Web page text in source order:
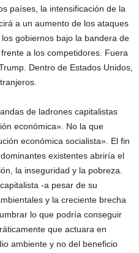
países, la intensificación de la
a un aumento de los ataques
gobiernos bajo la bandera de
a los competidores. Fuera
Dentro de Estados Unidos,
de ladrones capitalistas
económica». No la que
económica socialista». El fin
existentes abriría el
la inseguridad y la pobreza.
-a pesar de su
y la creciente brecha
lo que podría conseguir
que actuara en
ambiente y no del beneficio